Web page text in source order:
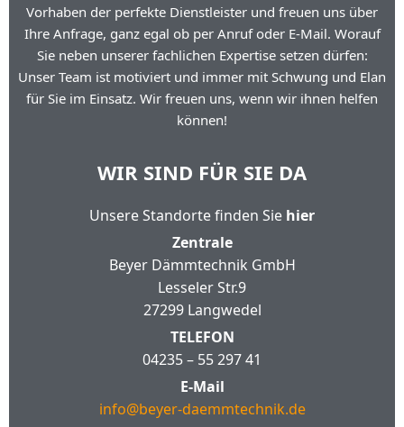
Vorhaben der perfekte Dienstleister und freuen uns über
Ihre Anfrage, ganz egal ob per Anruf oder E-Mail. Worauf
Sie neben unserer fachlichen Expertise setzen dürfen:
Unser Team ist motiviert und immer mit Schwung und Elan
für Sie im Einsatz. Wir freuen uns, wenn wir ihnen helfen
können!
WIR SIND FÜR SIE DA
Unsere Standorte finden Sie hier
Zentrale
Beyer Dämmtechnik GmbH
Lesseler Str.9
27299 Langwedel
TELEFON
04235 – 55 297 41
E-Mail
info@beyer-daemmtechnik.de